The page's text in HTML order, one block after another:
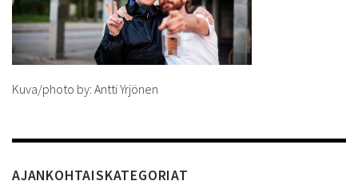
Kuva/photo by: Antti Yrjönen
AJANKOHTAISKATEGORIAT